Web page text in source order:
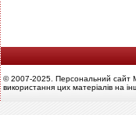
© 2007-2025. Персональний сайт
використання цих матеріалів на